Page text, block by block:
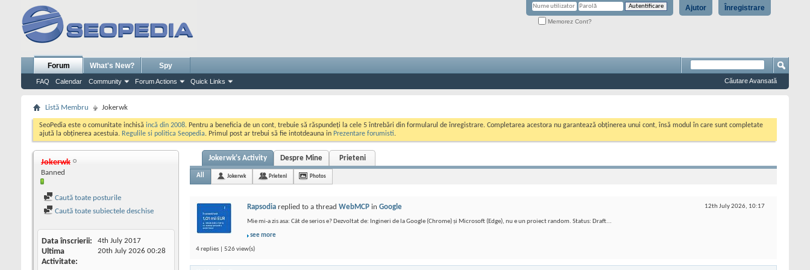
Înregistrare
Ajutor
Memorez Cont?
Forum
FAQ Calendar Community Forum Actions Quick Links
What's New? Spy
Căutare Avansată
Listă Membru Jokerwk
SeoPedia este o comunitate inchisă incă din 2008. Pentru a beneficia de un cont, trebuie să răspundeți la cele 5 întrebări din formularul de înregistrare. Completarea acestora nu garantează obținerea unui cont, însă modul în care sunt completate
ajută la obținerea acestuia. Regulile si politica Seopedia. Primul post ar trebui să fie intotdeauna in Prezentare forumisti.
Jokerwk
Banned
Caută toate posturile
Caută toate subiectele deschise
Data înscrierii 4th July 2017
Ultima
Activitate
20th July 2026 00:28
Jokerwk's Activity Despre Mine Prieteni
All Jokerwk Prieteni Photos
12th July 2026, 10:17
Rapsodia replied to a thread WebMCP in Google
Mie mi-a zis asa: Cât de serios e? Dezvoltat de: Ingineri de la Google (Chrome) și Microsoft (Edge), nu e un proiect random. Status: Draft...
see more
4 replies | 526 view(s)